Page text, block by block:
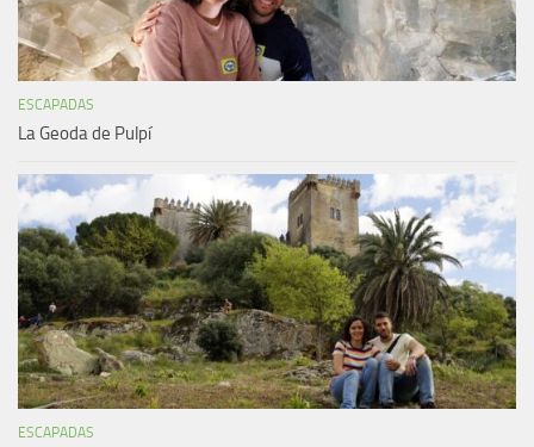
ESCAPADAS
La Geoda de Pulpí
ESCAPADAS